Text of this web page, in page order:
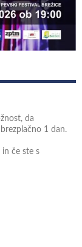
da
1 dan.
in če ste s